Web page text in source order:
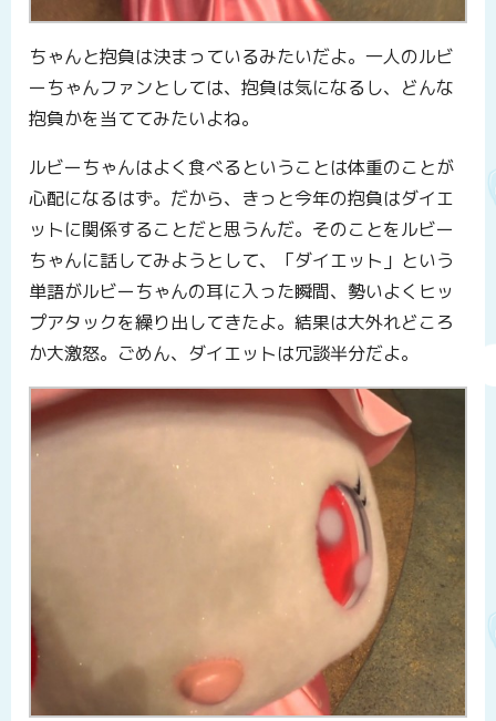
ちゃんと抱負は決まっているみたいだよ。一人のルビ
ーちゃんファンとしては、抱負は気になるし、どんな
抱負かを当ててみたいよね。
ルビーちゃんはよく食べるということは体重のことが
心配になるはず。だから、きっと今年の抱負はダイエ
ットに関係することだと思うんだ。そのことをルビー
ちゃんに話してみようとして、「ダイエット」という
単語がルビーちゃんの耳に入った瞬間、勢いよくヒッ
プアタックを繰り出してきたよ。結果は大外れどころ
か大激怒。ごめん、ダイエットは冗談半分だよ。